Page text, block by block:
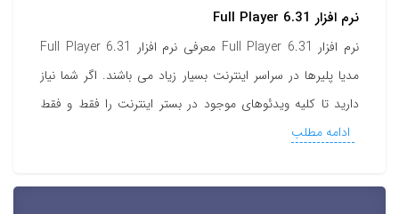
نرم افزار Full Player 6.31
نرم افزار Full Player 6.31 معرفی نرم افزار Full Player 6.31
مدیا پلیرها در سراسر اینترنت بسیار زیاد می باشند. اگر شما نیاز
دارید تا کلیه ویدئوهای موجود در بستر اینترنت را فقط و فقط
ادامه مطلب